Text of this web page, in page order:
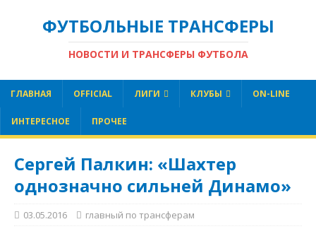
ФУТБОЛЬНЫЕ ТРАНСФЕРЫ
НОВОСТИ И ТРАНСФЕРЫ ФУТБОЛА
ГЛАВНАЯ OFFICIAL ЛИГИ КЛУБЫ ON-LINE
ИНТЕРЕСНОЕ ПРОЧЕЕ
Сергей Палкин: «Шахтер
однозначно сильней Динамо»
03.05.2016 главный по трансферам